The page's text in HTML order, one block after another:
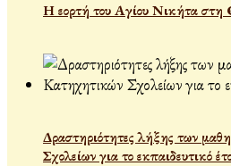
Η εορτή του Αγίου Νικήτα
Δραστηριότητες λήξης των
Σχολείων για το εκπαιδευτικό